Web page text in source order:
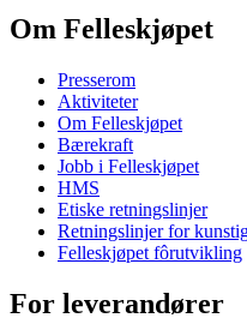
Om Felleskjøpet
Presserom
Aktiviteter
Om Felleskjøpet
Bærekraft
Jobb i Felleskjøpet
HMS
Etiske retningslinjer
Retningslinjer for
Felleskjøpet fôrutvikling
For leverandører